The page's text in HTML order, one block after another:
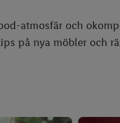
atmosfär och
på nya möbler och